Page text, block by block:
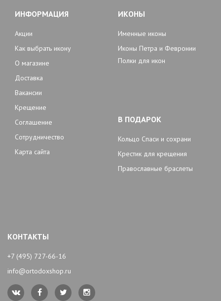
ИНФОРМАЦИЯ
Акции
Как выбрать икону
О магазине
Доставка
Вакансии
Крещение
Соглашение
Сотрудничество
Карта сайта
ИКОНЫ
Именные иконы
Иконы Петра и Февронии
Полки для икон
В ПОДАРОК
Кольцо Спаси и сохрани
Крестик для крещения
Православные браслеты
КОНТАКТЫ
+7 (495) 727-66-16
info@ortodoxshop.ru